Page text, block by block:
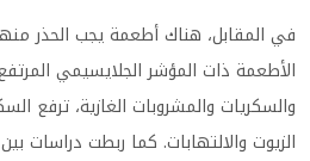
في المقابل، هناك أطعمة يجب الحذر
الأطعمة ذات المؤشر الجلايسيمي
والسكريات والمشروبات الغازية، ترفع
الزيوت والالتهابات. كما ربطت دراسات